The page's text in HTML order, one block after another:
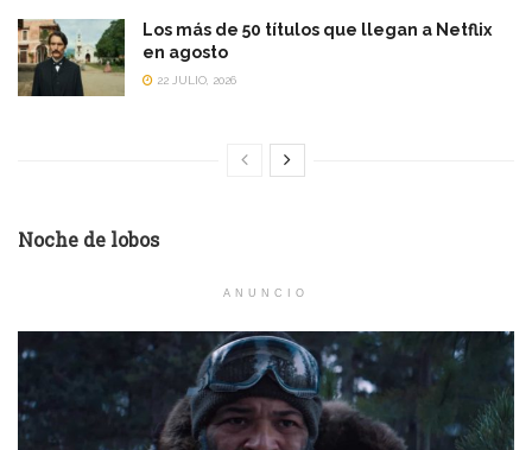
Los más de 50 títulos que llegan a Netflix
en agosto
22 JULIO, 2026
Noche de lobos
ANUNCIO